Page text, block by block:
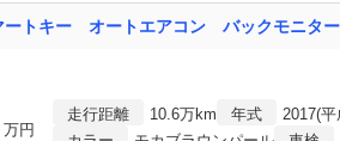
万円
走行距離 10.6万km 年式 2017(